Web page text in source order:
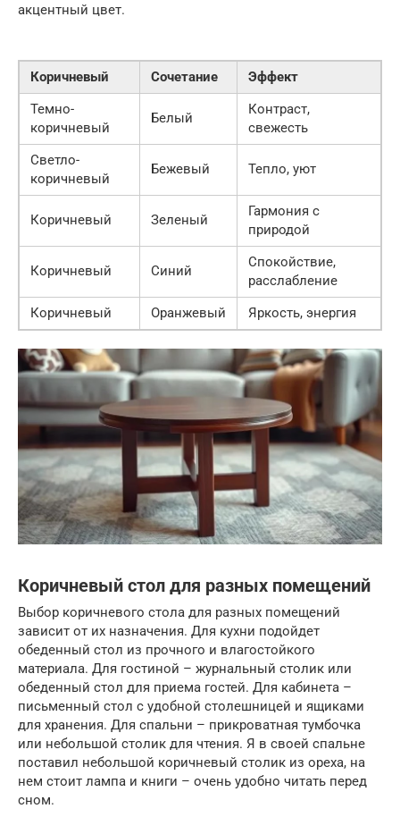
акцентный цвет.
Коричневый Сочетание
Эффект
Темно-
коричневый
Белый
Контраст,
свежесть
Светло-
коричневый
Бежевый Тепло, уют
Коричневый Зеленый
Гармония с
природой
Коричневый Синий
Спокойствие,
расслабление
Коричневый
Оранжевый Яркость, энергия
Коричневый стол для разных помещений
Выбор коричневого стола для разных помещений
зависит от их назначения. Для кухни подойдет
обеденный стол из прочного и влагостойкого
материала. Для гостиной – журнальный столик или
обеденный стол для приема гостей. Для кабинета –
письменный стол с удобной столешницей и ящиками
для хранения. Для спальни – прикроватная тумбочка
или небольшой столик для чтения. Я в своей спальне
поставил небольшой коричневый столик из ореха, на
нем стоит лампа и книги – очень удобно читать перед
сном.